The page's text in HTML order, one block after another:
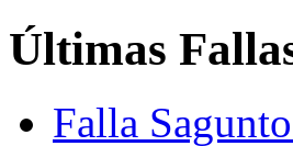
Últimas
Falla